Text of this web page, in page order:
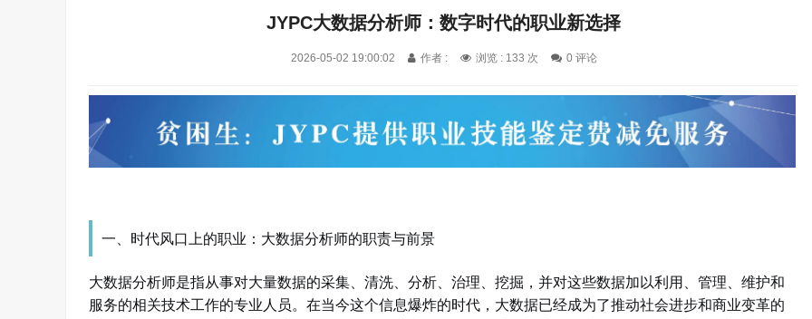
JYPC大数据分析师：数字时代的职业新选择
2026-05-02 19:00:02 作者 : 浏览 : 133 次 0 评论
一、时代风口上的职业：大数据分析师的职责与前景
大数据分析师是指从事对大量数据的采集、清洗、分析、治理、挖掘，并对这些数据加以利用、管理、维护和
服务的相关技术工作的专业人员。 在当今这个信息爆炸的时代，大数据已经成为了推动社会进步和商业变革的